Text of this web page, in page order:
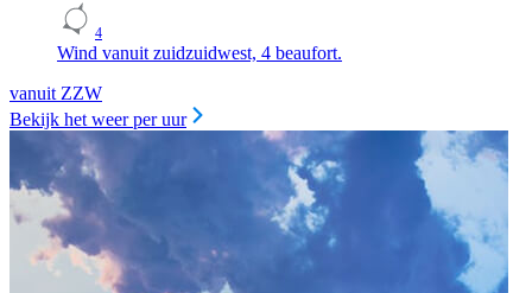
4
Wind vanuit zuidzuidwest, 4 beaufort.
vanuit ZZW
Bekijk het weer per uur